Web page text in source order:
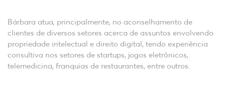
Bárbara atua, principalmente, no aconselhamento de
clientes de diversos setores acerca de assuntos envolvendo
propriedade intelectual e direito digital, tendo experiência
consultiva nos setores de startups, jogos eletrônicos,
telemedicina, franquias de restaurantes, entre outros.